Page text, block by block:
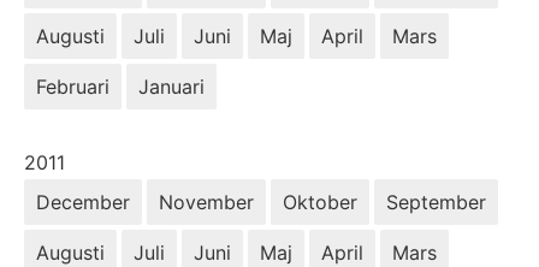
Augusti Juli Juni Maj April Mars
Februari Januari
År:
2011
December
November Oktober September
Augusti Juli Juni Maj April Mars